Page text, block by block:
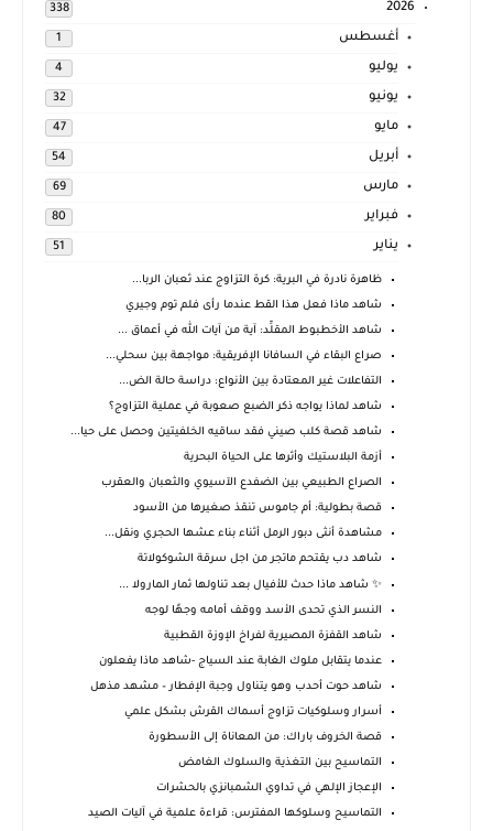
2026
338
أغسطس 1
يوليو 4
يونيو 32
مايو 47
أبريل 54
مارس 69
فبراير 80
يناير 51
ظاهرة نادرة في البرية: كرة التزاوج عند ثعبان الربا...
شاهد ماذا فعل هذا القط عندما رأى فلم توم وجيري
شاهد الأخطبوط المقلِّد: آية من آيات الله في أعماق ...
صراع البقاء في السافانا الإفريقية: مواجهة بين سحلي...
التفاعلات غير المعتادة بين الأنواع: دراسة حالة الض...
شاهد لماذا يواجه ذكر الضبع صعوبة في عملية التزاوج؟
شاهد قصة كلب صيني فقد ساقيه الخلفيتين وحصل على حيا...
أزمة البلاستيك وأثرها على الحياة البحرية
الصراع الطبيعي بين الضفدع الآسيوي والثعبان والعقرب
قصة بطولية: أم جاموس تنقذ صغيرها من الأسود
مشاهدة أنثى دبور الرمل أثناء بناء عشها الحجري ونقل...
شاهد دب يقتحم ماتجر من اجل سرقة الشوكولاتة
✨ شاهد ماذا حدث للأفيال بعد تناولها ثمار المارولا ...
النسر الذي تحدى الأسد ووقف أمامه وجهًا لوجه
شاهد القفزة المصيرية لفراخ الإوزة القطبية
عندما يتقابل ملوك الغابة عند السياج -شاهد ماذا يفعلون
شاهد حوت أحدب وهو يتناول وجبة الإفطار – مشهد مذهل
أسرار وسلوكيات تزاوج أسماك القرش بشكل علمي
قصة الخروف باراك: من المعاناة إلى الأسطورة
التماسيح بين التغذية والسلوك الغامض
الإعجاز الإلهي في تداوي الشمبانزي بالحشرات
التماسيح وسلوكها المفترس: قراءة علمية في آليات الصيد